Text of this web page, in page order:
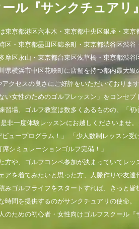
ル『サンクチュアリ』
東京都港区六本木・東京都中央区銀座・東
区・東京都墨田区錦糸町・東京都渋谷区渋
摩区永山・東京都台東区浅草橋・東京都渋
横浜市中区花咲町に店舗を持つ都内最大級
クセスの良さにご好評をいただいております
女性のためのゴルフレッスン」をコンセ
習場、ゴルフ教室は数多くあるものの、「
非一度体験レッスンにお越しくださいませ
ュープログラム！」 「少人数制レッスン
シミュレーションゴルフ完備！」
方や、ゴルフコンペ参加が決まっていてレ
を着てみたいと思った方、人脈作りや友
ゴルフライフをスタートすれば、きっと
間を提供するのがサンクチュアリの使命。
ための初心者・女性向けゴルフスクール『